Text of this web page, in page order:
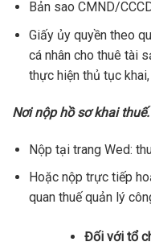
Bản sao CMND/
Giấy ủy quyền theo
cá nhân cho thuê tài
thực hiện thủ tục
Nơi nộp hồ sơ khai thuế.
Nộp tại trang Wed:
Hoặc nộp trực tiếp
quan thuế quản lý
Đối với tổ